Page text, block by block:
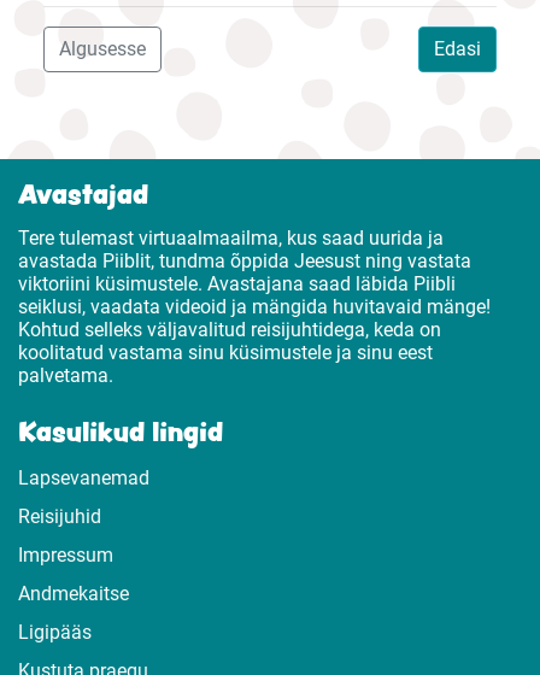
Edasi
Algusesse
Avastajad
Tere tulemast virtuaalmaailma, kus saad uurida ja
avastada Piiblit, tundma õppida Jeesust ning vastata
viktoriini küsimustele. Avastajana saad läbida Piibli
seiklusi, vaadata videoid ja mängida huvitavaid mänge!
Kohtud selleks väljavalitud reisijuhtidega, keda on
koolitatud vastama sinu küsimustele ja sinu eest
palvetama.
Kasulikud lingid
Lapsevanemad
Reisijuhid
Impressum
Andmekaitse
Ligipääs